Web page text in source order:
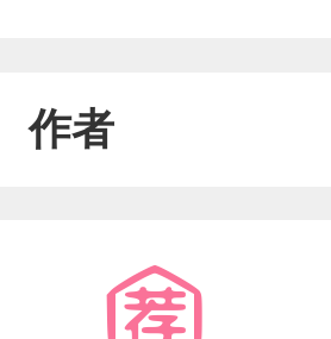
叶之盟，载明鸳谱。
身高:170爱人:秦北堂
作者